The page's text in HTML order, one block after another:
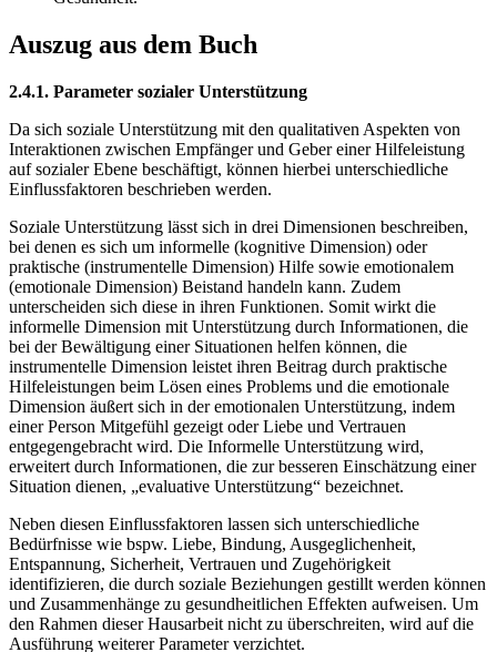
Auszug aus dem Buch
2.4.1. Parameter sozialer Unterstützung
Da sich soziale Unterstützung mit den qualitativen Aspekten von
Interaktionen zwischen Empfänger und Geber einer Hilfeleistung
auf sozialer Ebene beschäftigt, können hierbei unterschiedliche
Einflussfaktoren beschrieben werden.
Soziale Unterstützung lässt sich in drei Dimensionen beschreiben,
bei denen es sich um informelle (kognitive Dimension) oder
praktische (instrumentelle Dimension) Hilfe sowie emotionalem
(emotionale Dimension) Beistand handeln kann. Zudem
unterscheiden sich diese in ihren Funktionen. Somit wirkt die
informelle Dimension mit Unterstützung durch Informationen, die
bei der Bewältigung einer Situationen helfen können, die
instrumentelle Dimension leistet ihren Beitrag durch praktische
Hilfeleistungen beim Lösen eines Problems und die emotionale
Dimension äußert sich in der emotionalen Unterstützung, indem
einer Person Mitgefühl gezeigt oder Liebe und Vertrauen
entgegengebracht wird. Die Informelle Unterstützung wird,
erweitert durch Informationen, die zur besseren Einschätzung einer
Situation dienen, „evaluative Unterstützung“ bezeichnet.
Neben diesen Einflussfaktoren lassen sich unterschiedliche
Bedürfnisse wie bspw. Liebe, Bindung, Ausgeglichenheit,
Entspannung, Sicherheit, Vertrauen und Zugehörigkeit
identifizieren, die durch soziale Beziehungen gestillt werden können
und Zusammenhänge zu gesundheitlichen Effekten aufweisen. Um
den Rahmen dieser Hausarbeit nicht zu überschreiten, wird auf die
Ausführung weiterer Parameter verzichtet.